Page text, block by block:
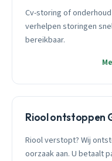
Cv-storing of
verhelpen storingen
bereikbaar.
Riool ontstoppen
Riool verstopt? Wij
oorzaak aan. U betaalt